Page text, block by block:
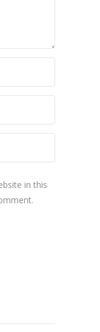
in this